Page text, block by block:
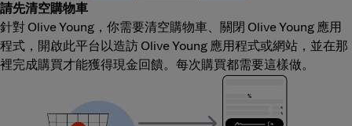
請先清空購物車
針對 Olive Young，你需要清空購物車、關閉 Olive Young 應用
程式，開啟此平台以造訪 Olive Young 應用程式或網站，並在那
裡完成購買才能獲得現金回饋。每次購買都需要這樣做。